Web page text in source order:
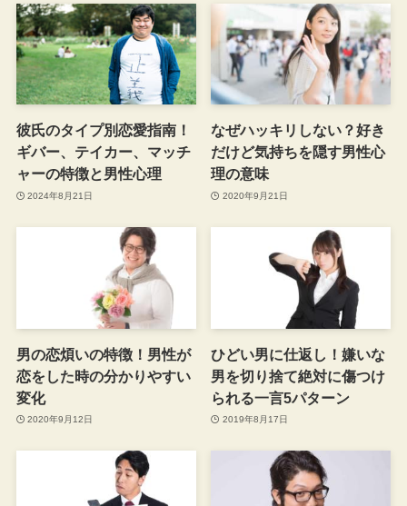
彼氏のタイプ別恋愛指南！
ギバー、テイカー、マッチ
ャーの特徴と男性心理
2024年8月21日
なぜハッキリしない？好き
だけど気持ちを隠す男性心
理の意味
2020年9月21日
男の恋煩いの特徴！男性が
恋をした時の分かりやすい
変化
2020年9月12日
ひどい男に仕返し！嫌いな
男を切り捨て絶対に傷つけ
られる一言5パターン
2019年8月17日